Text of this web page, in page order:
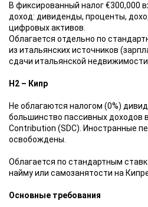
В фиксированный налог €300,000
доход: дивиденды, проценты,
цифровых активов.
Облагается отдельно по
из итальянских источников
сдачи итальянской недвижимости
Н2 – Кипр
Не облагаются налогом (0%)
большинство пассивных доходов
Contribution (SDC). Иностранные
освобождены.
Облагается по стандартным
найму или самозанятости на
Основные требования